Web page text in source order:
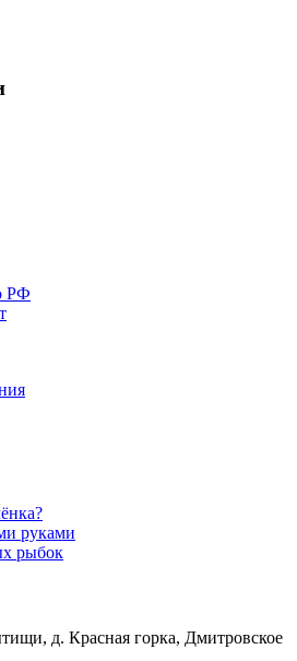
РФ
руками
рыбок
д. Красная горка, Дмитровское